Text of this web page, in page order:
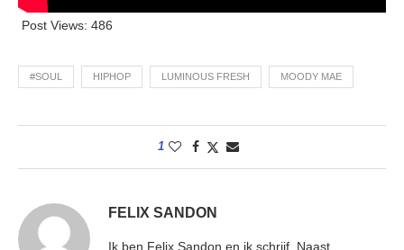
Post Views: 486
#SOUL HIPHOP LUMINOUS FRESH MOODY MAE
1
FELIX SANDON
Ik ben Felix Sandon en ik schrijf. Naast